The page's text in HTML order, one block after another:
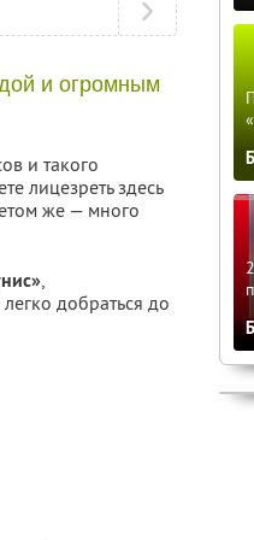
и огромным
и такого
лицезреть здесь
же — много
,
добраться до